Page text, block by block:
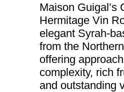
Maison Guigal’s
Hermitage Vin
elegant Syrah-
from the
offering
complexity, rich
and outstanding